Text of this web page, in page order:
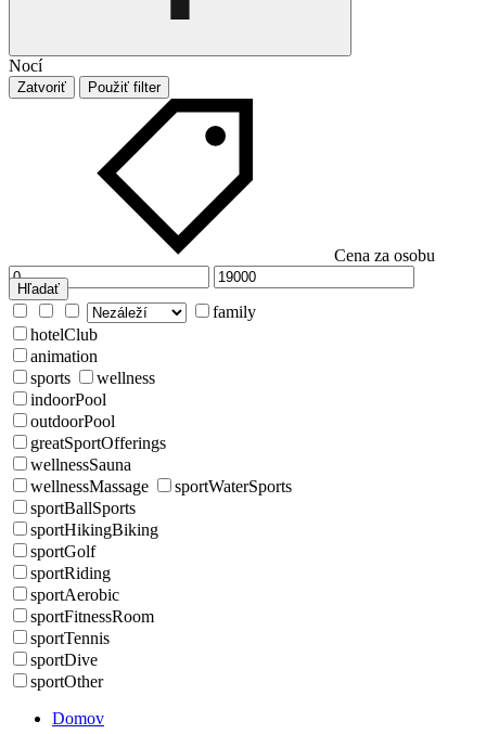
Nocí
Zatvoriť Použiť filter
Cena za osobu
Hľadať
family
hotelClub
animation
sports
wellness
indoorPool
outdoorPool
greatSportOfferings
wellnessSauna
wellnessMassage
sportWaterSports
sportBallSports
sportHikingBiking
sportGolf
sportRiding
sportAerobic
sportFitnessRoom
sportTennis
sportDive
sportOther
Domov